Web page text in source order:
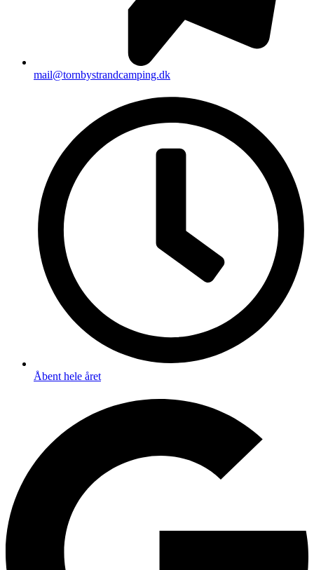
mail@tornbystrandcamping.dk
Åbent hele året